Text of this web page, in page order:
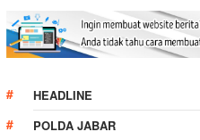
HEADLINE
POLDA JABAR